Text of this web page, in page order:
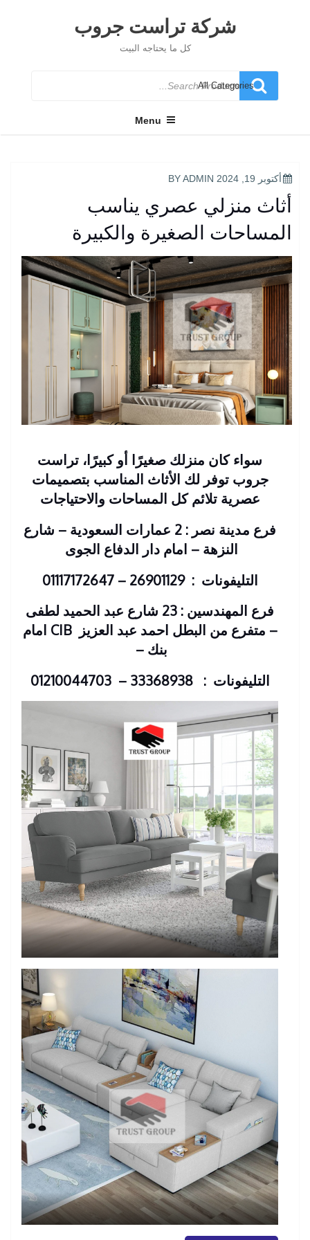
شركة تراست جروب
كل ما يحتاجه البيت
Search
for
Menu
POSTED
أكتوبر 19, 2024 ADMIN
أثاث منزلي عصري يناسب
المساحات الصغيرة والكبيرة
سواء كان منزلك صغيرًا أو كبيرًا، تراست
جروب توفر لك الأثاث المناسب بتصميمات
عصرية تلائم كل المساحات والاحتياجات
فرع مدينة نصر : 2 عمارات السعودية – شارع
النزهة – امام دار الدفاع الجوى
التليفونات : 26901129 – 01117172647
فرع المهندسين : 23 شارع عبد الحميد لطفى
– متفرع من البطل احمد عبد العزيز
CIB امام
بنك –
التليفونات : 33368938 – 01210044703